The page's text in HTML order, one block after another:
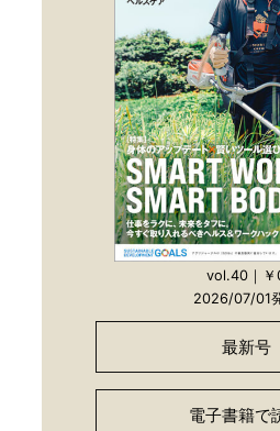
vol.40｜￥
2026/07/01
最新号
電子書籍で